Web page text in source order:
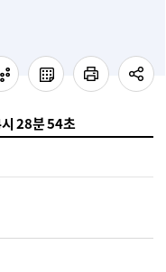
28분 54초